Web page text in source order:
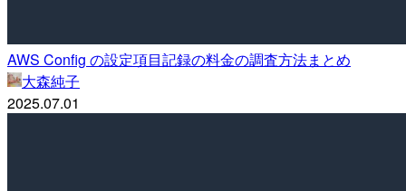
AWS Config の設定項目記録の料金の調査方法まとめ
大森純子
2025.07.01